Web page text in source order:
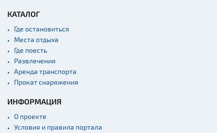
Театры
Концертные залы
Начало и окончание
экскурсий: г. Минск
Спортивные
Веломаршруты
КАТАЛОГ
Где остановиться
Места отдыха
Где поесть
Развлечения
Аренда транспорта
Прокат снаряжения
ИНФОРМАЦИЯ
О проекте
Условия и правила портала